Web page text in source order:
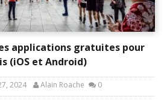
applications gratuites pour
(iOS et Android)
2024 Alain Roache 0